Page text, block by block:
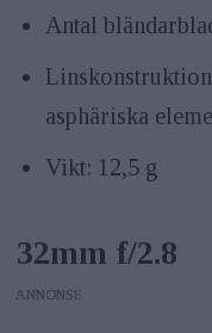
Antal
asphäriska
Vikt: 12,5 g
32mm f/2.8
ANNONS